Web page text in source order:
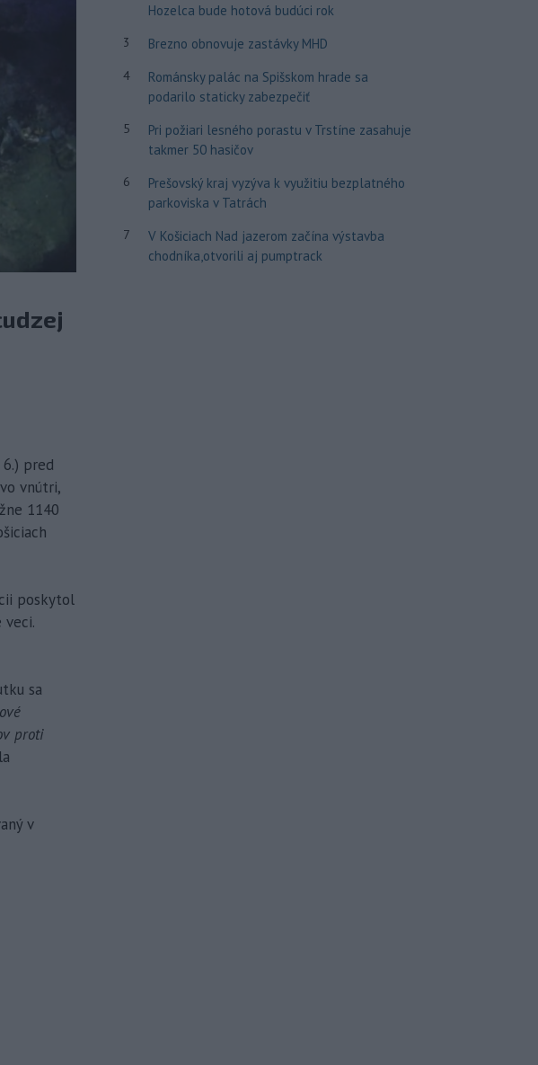
pred
vnútri,
1140
poskytol
veci.
sa
proti
v
Hozelca bude hotová budúci rok
3 Brezno obnovuje zastávky MHD
4
Románsky palác na Spišskom hrade sa
podarilo staticky zabezpečiť
5
Pri požiari lesného porastu v Trstíne zasahuje
takmer 50 hasičov
6
Prešovský kraj vyzýva k využitiu bezplatného
parkoviska v Tatrách
7
V Košiciach Nad jazerom začína výstavba
chodníka,otvorili aj pumptrack